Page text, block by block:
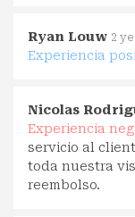
Ryan Louw 2
Experiencia
Nicolas
Experiencia
servicio al
toda nuestra
reembolso.